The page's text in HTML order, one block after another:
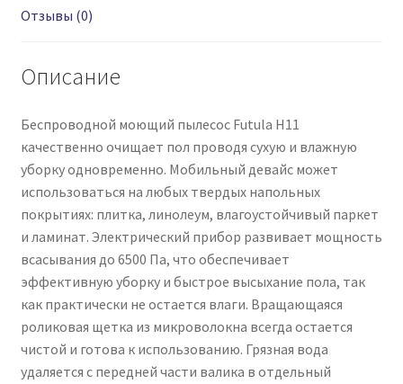
Отзывы (0)
Описание
Беспроводной моющий пылесос Futula H11
качественно очищает пол проводя сухую и влажную
уборку одновременно. Мобильный девайс может
использоваться на любых твердых напольных
покрытиях: плитка, линолеум, влагоустойчивый паркет
и ламинат. Электрический прибор развивает мощность
всасывания до 6500 Па, что обеспечивает
эффективную уборку и быстрое высыхание пола, так
как практически не остается влаги. Вращающаяся
роликовая щетка из микроволокна всегда остается
чистой и готова к использованию. Грязная вода
удаляется с передней части валика в отдельный